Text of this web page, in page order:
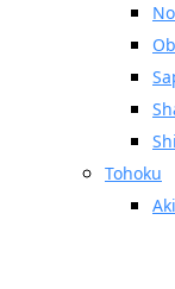
Tohoku